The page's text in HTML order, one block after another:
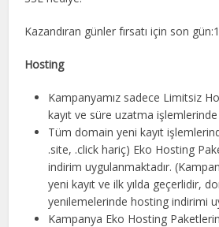
Kazandıran günler fırsatı için son
Hosting
Kampanyamız sadece Limitsiz
kayıt ve süre uzatma
Tüm domain yeni kayıt
.site, .click hariç) Eko Hosting
indirim uygulanmaktadır.
yeni kayıt ve ilk yılda geçerlidir,
yenilemelerinde hosting indirimi
Kampanya Eko Hosting